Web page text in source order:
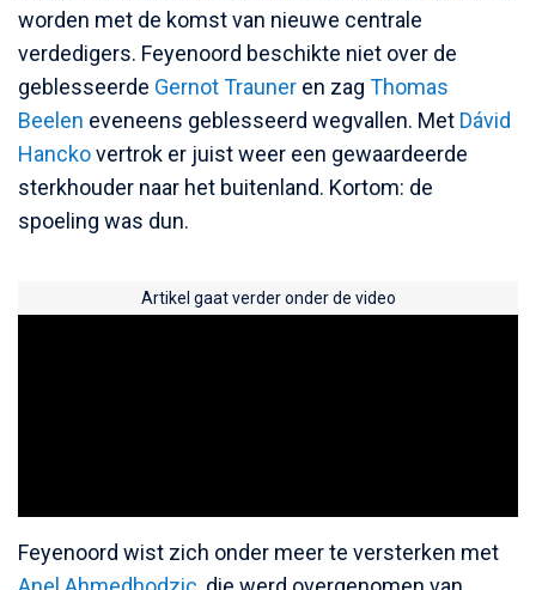
worden met de komst van nieuwe centrale
verdedigers. Feyenoord beschikte niet over de
geblesseerde Gernot Trauner en zag Thomas
Beelen eveneens geblesseerd wegvallen. Met Dávid
Hanckovertrok er juist weer een gewaardeerde
sterkhouder naar het buitenland. Kortom: de
spoeling was dun.
Artikel gaat verder onder de video
Feyenoord wist zich onder meer te versterken met